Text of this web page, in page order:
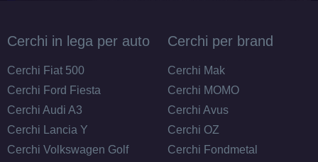
Cerchi in lega per auto
Cerchi Fiat 500
Cerchi Ford Fiesta
Cerchi Audi A3
Cerchi Lancia Y
Cerchi Volkswagen Golf
Cerchi per brand
Cerchi Mak
Cerchi MOMO
Cerchi Avus
Cerchi OZ
Cerchi Fondmetal